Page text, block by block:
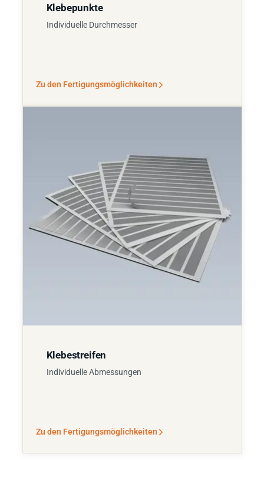
Klebepunkte
Individuelle Durchmesser
Zu den Fertigungsmöglichkeiten
Klebestreifen
Individuelle Abmessungen
Zu den Fertigungsmöglichkeiten